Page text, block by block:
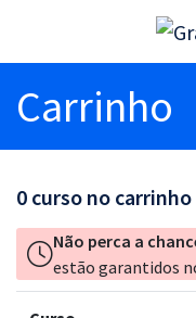
Carrinho
0 curso no carrinho
Não perca a
estão garantidos